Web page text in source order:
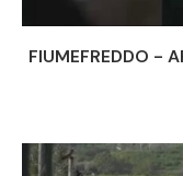
FIUMEFREDDO -